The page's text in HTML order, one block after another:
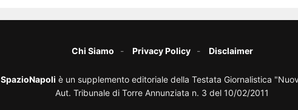
Chi Siamo Privacy Policy Disclaimer
SpazioNapoli è un supplemento editoriale della Testata Giornalistica
Aut. Tribunale di Torre Annunziata n. 3 del 10/02/2011